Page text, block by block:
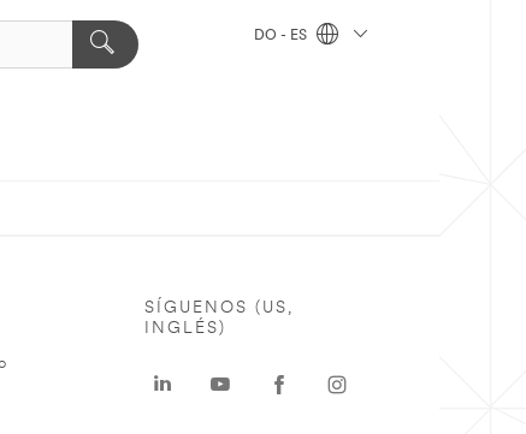
DO - ES
SÍGUENOS (US,
INGLÉS)